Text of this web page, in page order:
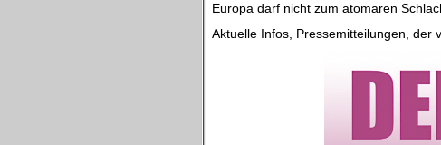
Europa darf nicht zum atomaren
Aktuelle Infos, Pressemitteilungen, der